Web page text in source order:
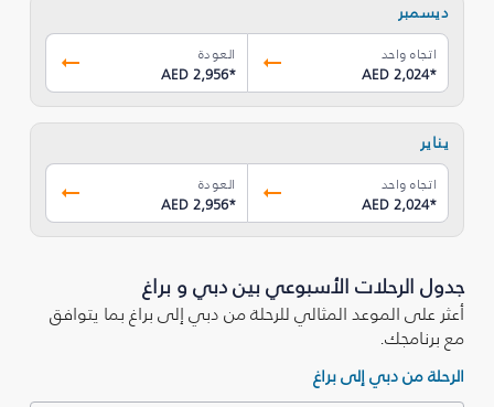
ديسمبر
اتجاه واحد
AED 2,024*
العودة
AED 2,956*
يناير
اتجاه واحد
AED 2,024*
العودة
AED 2,956*
جدول الرحلات الأسبوعي بين دبي و براغ
أعثر على الموعد المثالي للرحلة من دبي إلى براغ بما يتوافق
مع برنامجك.
الرحلة من دبي إلى براغ